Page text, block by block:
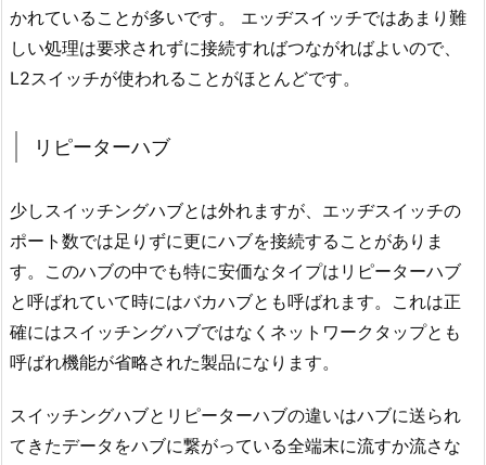
かれていることが多いです。 エッヂスイッチではあまり難
しい処理は要求されずに接続すればつながればよいので、
L2スイッチが使われることがほとんどです。
リピーターハブ
少しスイッチングハブとは外れますが、エッヂスイッチの
ポート数では足りずに更にハブを接続することがありま
す。このハブの中でも特に安価なタイプはリピーターハブ
と呼ばれていて時にはバカハブとも呼ばれます。これは正
確にはスイッチングハブではなくネットワークタップとも
呼ばれ機能が省略された製品になります。
スイッチングハブとリピーターハブの違いはハブに送られ
てきたデータをハブに繋がっている全端末に流すか流さな